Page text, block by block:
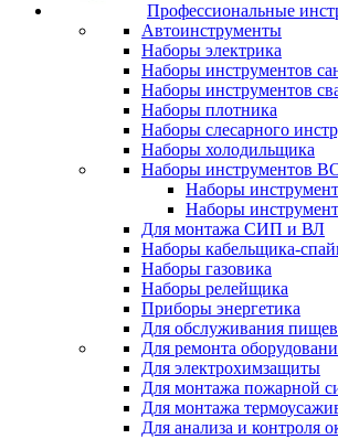
Профессиональные
Автоинструменты
Наборы электрика
Наборы инструментов
Наборы инструментов
Наборы плотника
Наборы слесарного
Наборы холодильщика
Наборы инструментов
Наборы
Наборы
Для монтажа СИП и ВЛ
Наборы кабельщика-
Наборы газовика
Наборы релейщика
Приборы энергетика
Для обслуживания
Для ремонта
Для электрохимзащиты
Для монтажа пожарной
Для монтажа
Для анализа и контроля